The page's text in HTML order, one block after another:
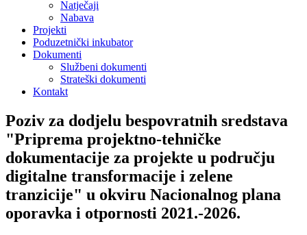
Natječaji
Nabava
Projekti
Poduzetnički inkubator
Dokumenti
Službeni dokumenti
Strateški dokumenti
Kontakt
Poziv za dodjelu bespovratnih sredstava
"Priprema projektno-tehničke
dokumentacije za projekte u području
digitalne transformacije i zelene
tranzicije" u okviru Nacionalnog plana
oporavka i otpornosti 2021.-2026.